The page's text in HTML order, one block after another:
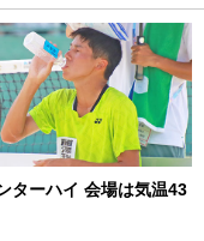
ターハイ 会場は気温43